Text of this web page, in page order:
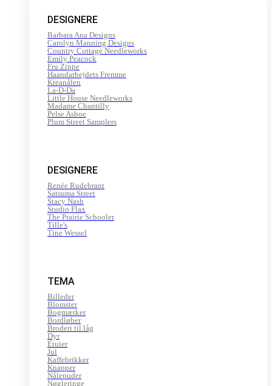
DESIGNERE
Barbara Ana Designs
Carolyn Manning Designs
Country Cottage Needleworks
Emily Peacock
Fru Zippe
Haandarbejdets Fremme
Kreanålen
La-D-Da
Little House Needleworks
Madame Chantilly
Pelse Asboe
Plum Street Samplers
DESIGNERE
Renée Rudebrant
Satsuma Street
Stacy Nash
Studio Flax
The Prairie Schooler
Tille's
Tine Wessel
TEMA
Billeder
Blomster
Bogmærker
Bordløber
Broderi til låg
Dyr
Etuier
Jul
Kaffebrikker
Knapper
Nålepuder
Nøgleringe